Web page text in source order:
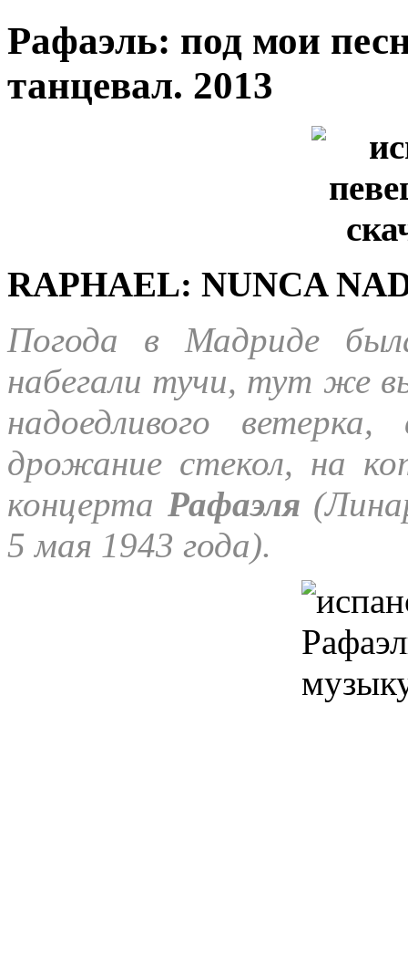
Рафаэль: под мои
танцевал. 2013
RAPHAEL: NUNCA
Погода в Мадриде
набегали тучи, тут же
надоедливого
дрожание стекол, на
концерта Рафаэля
5 мая 1943 года).